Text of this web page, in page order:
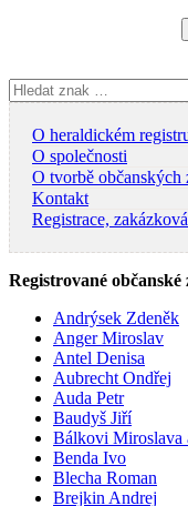
Vyhledávání
O heraldickém
O společnosti
O tvorbě občanských
Kontakt
Registrace,
Registrované občanské
Andrýsek Zdeněk
Anger Miroslav
Antel Denisa
Aubrecht Ondřej
Auda Petr
Baudyš Jiří
Bálkovi Miroslava
Benda Ivo
Blecha Roman
Brejkin Andrej